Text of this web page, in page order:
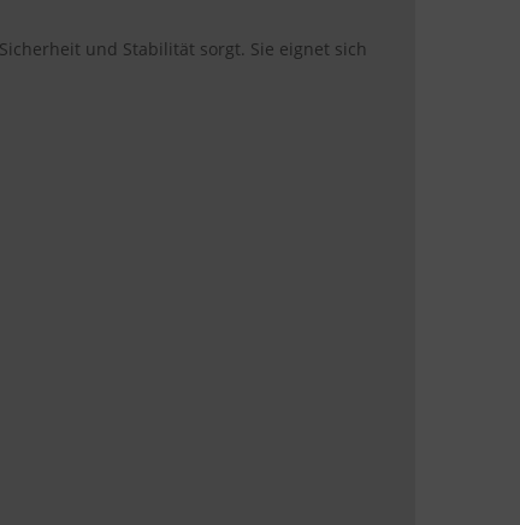
und Stabilität sorgt. Sie eignet sich